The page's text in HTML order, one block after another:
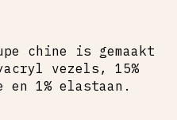
chine is gemaakt
vezels, 15%
en 1% elastaan.